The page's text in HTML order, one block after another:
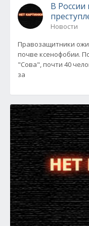
В России
Новости
Правозащитники
почве ксенофобии.
"Сова", почти 40
за